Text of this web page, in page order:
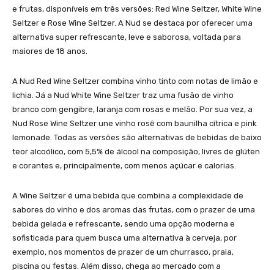
e frutas, disponíveis em três versões: Red Wine Seltzer, White Wine
Seltzer e Rose Wine Seltzer. A Nud se destaca por oferecer uma
alternativa super refrescante, leve e saborosa, voltada para
maiores de 18 anos.
A Nud Red Wine Seltzer combina vinho tinto com notas de limão e
lichia. Já a Nud White Wine Seltzer traz uma fusão de vinho
branco com gengibre, laranja com rosas e melão. Por sua vez, a
Nud Rose Wine Seltzer une vinho rosê com baunilha cítrica e pink
lemonade. Todas as versões são alternativas de bebidas de baixo
teor alcoólico, com 5,5% de álcool na composição, livres de glúten
e corantes e, principalmente, com menos açúcar e calorias.
A Wine Seltzer é uma bebida que combina a complexidade de
sabores do vinho e dos aromas das frutas, com o prazer de uma
bebida gelada e refrescante, sendo uma opção moderna e
sofisticada para quem busca uma alternativa à cerveja, por
exemplo, nos momentos de prazer de um churrasco, praia,
piscina ou festas. Além disso, chega ao mercado com a